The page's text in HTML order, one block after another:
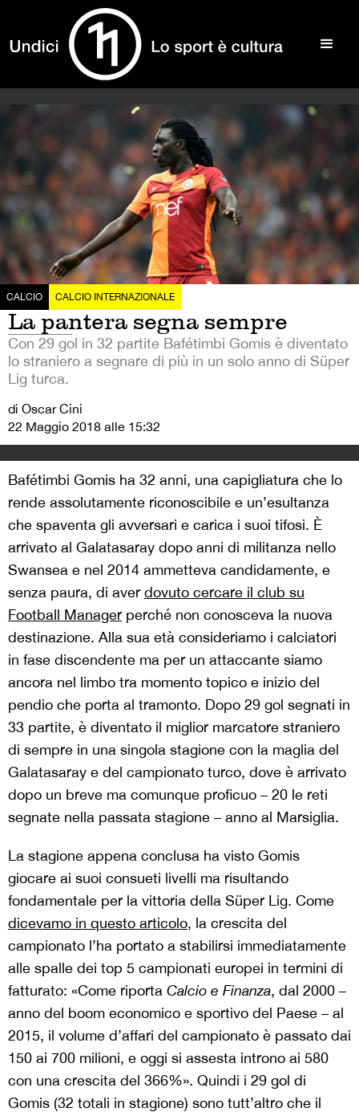
CALCIO CALCIO INTERNAZIONALE
La pantera segna sempre
Con 29 gol in 32 partite Bafétimbi Gomis è diventato
lo straniero a segnare di più in un solo anno di Süper
Lig turca.
di Oscar Cini
22 Maggio 2018 alle 15:32
Bafétimbi Gomis ha 32 anni, una capigliatura che lo
rende assolutamente riconoscibile e un’esultanza
che spaventa gli avversari e carica i suoi tifosi. È
arrivato al Galatasaray dopo anni di militanza nello
Swansea e nel 2014 ammetteva candidamente, e
senza paura, di aver dovuto cercare il club su
Football Manager perché non conosceva la nuova
destinazione. Alla sua età consideriamo i calciatori
in fase discendente ma per un attaccante siamo
ancora nel limbo tra momento topico e inizio del
pendio che porta al tramonto. Dopo 29 gol segnati in
33 partite, è diventato il miglior marcatore straniero
di sempre in una singola stagione con la maglia del
Galatasaray e del campionato turco, dove è arrivato
dopo un breve ma comunque proficuo – 20 le reti
segnate nella passata stagione – anno al Marsiglia.
La stagione appena conclusa ha visto Gomis
giocare ai suoi consueti livelli ma risultando
fondamentale per la vittoria della Süper Lig. Come
dicevamo in questo articolo, la crescita del
campionato l’ha portato a stabilirsi immediatamente
alle spalle dei top 5 campionati europei in termini di
fatturato: «Come riporta Calcio e Finanza, dal 2000 –
anno del boom economico e sportivo del Paese – al
2015, il volume d’affari del campionato è passato dai
150 ai 700 milioni, e oggi si assesta introno ai 580
con una crescita del 366%». Quindi i 29 gol di
Gomis (32 totali in stagione) sono tutt’altro che il